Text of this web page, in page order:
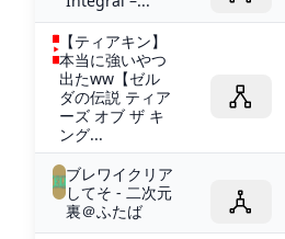
【ティアキン】
本当に強いやつ
出たww【ゼル
ダの伝説 ティア
ーズ オブ ザ キ
ング...
ブレワイクリア
してそ - 二次元
裏＠ふたば